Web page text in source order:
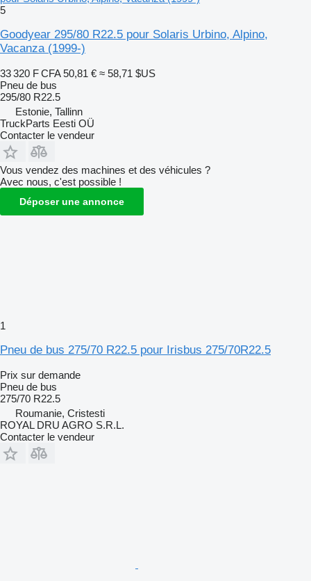
5
Goodyear 295/80 R22.5 pour Solaris Urbino, Alpino,
Vacanza (1999-)
33 320 F CFA 50,81 € ≈ 58,71 $US
Pneu de bus
295/80 R22.5
Estonie, Tallinn
TruckParts Eesti OÜ
Contacter le vendeur
Vous vendez des machines et des véhicules ?
Avec nous, c'est possible !
Déposer une annonce
1
Pneu de bus 275/70 R22.5 pour Irisbus 275/70R22.5
Prix sur demande
Pneu de bus
275/70 R22.5
Roumanie, Cristesti
ROYAL DRU AGRO S.R.L.
Contacter le vendeur